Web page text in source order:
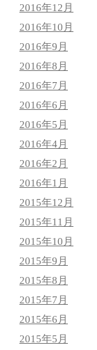
2016年12月
2016年10月
2016年9月
2016年8月
2016年7月
2016年6月
2016年5月
2016年4月
2016年2月
2016年1月
2015年12月
2015年11月
2015年10月
2015年9月
2015年8月
2015年7月
2015年6月
2015年5月